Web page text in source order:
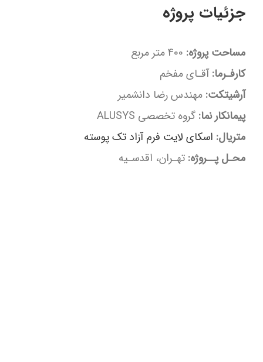
جزئیات پروژه
مساحت پروژه:
کارفـرما:آقـای مفخم
آرشیتکت: مهندس رضا دانشمیر
پیمانکار نما: گروه تخصصی ALUSYS
متریال: اسکای لایت فرم آزاد تک پوسته
محـل پــروژه: تهـران، اقدسـیه